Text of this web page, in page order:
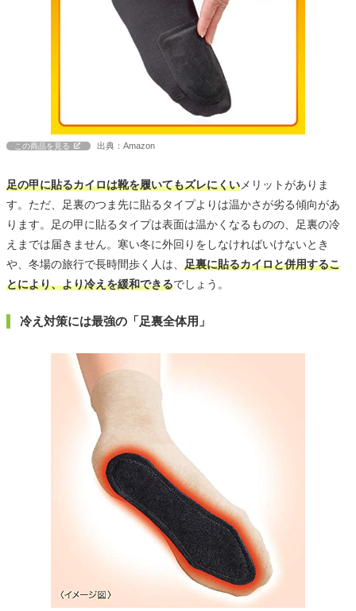
この商品を見る 出典：Amazon
足の甲に貼るカイロは靴を履いてもズレにくい メリットがありま
す。ただ、足裏のつま先に貼るタイプよりは温かさが劣る傾向があ
ります。足の甲に貼るタイプは表面は温かくなるものの、足裏の冷
えまでは届きません。寒い冬に外回りをしなければいけないとき
や、冬場の旅行で長時間歩く人は、 足裏に貼るカイロと併用するこ
とにより、より冷えを緩和できるでしょう。
冷え対策には最強の「足裏全体用」